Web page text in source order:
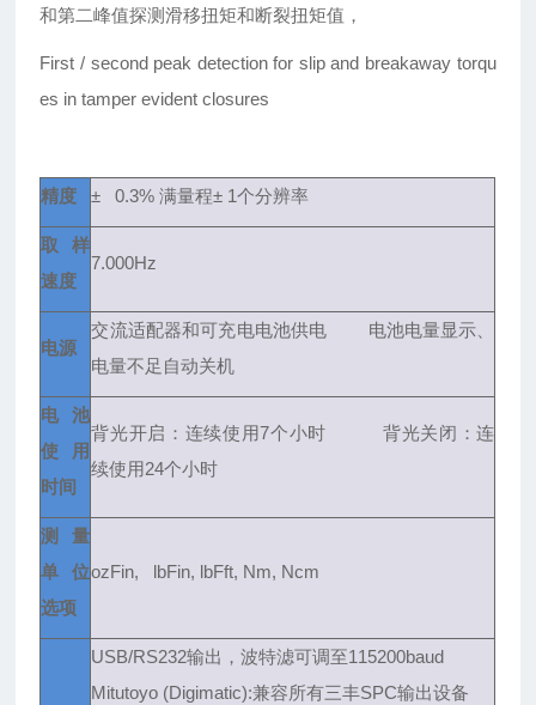
和第二峰值探测滑移扭矩和断裂扭矩值，
First / second peak detection for slip and breakaway torqu
es in tamper evident closures
精度 ± 0.3%满量程± 1个分辨率
取样
速度
7.000Hz
电源
交流适配器和可充电电池供电 电池电量显示、
电量不足自动关机
电池
使用
时间
背光开启：连续使用7个小时 背光关闭：连
续使用24个小时
测量
单位
选项
ozFin, lbFin, lbFft, Nm, Ncm
USB/RS232输出，波特滤可调至115200baud
Mitutoyo (Digimatic):兼容所有三丰SPC输出设备